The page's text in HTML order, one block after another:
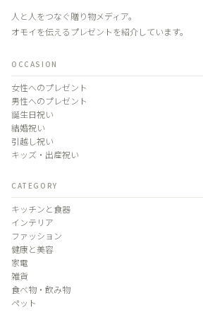
人と人をつなぐ贈り物メディア。
オモイを伝えるプレゼントを紹介しています。
OCCASION
女性へのプレゼント
男性へのプレゼント
誕生日祝い
結婚祝い
引越し祝い
キッズ・出産祝い
CATEGORY
キッチンと食器
インテリア
ファッション
健康と美容
家電
雑貨
食べ物・飲み物
ペット